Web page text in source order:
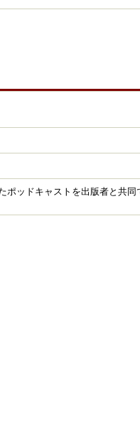
ッドキャストを出版者と共